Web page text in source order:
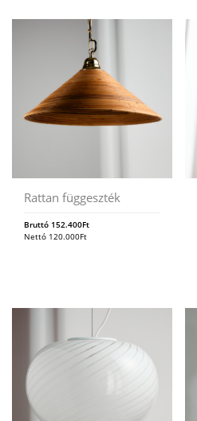
Rattan függeszték
Bruttó 152.400Ft
Nettó 120.000Ft